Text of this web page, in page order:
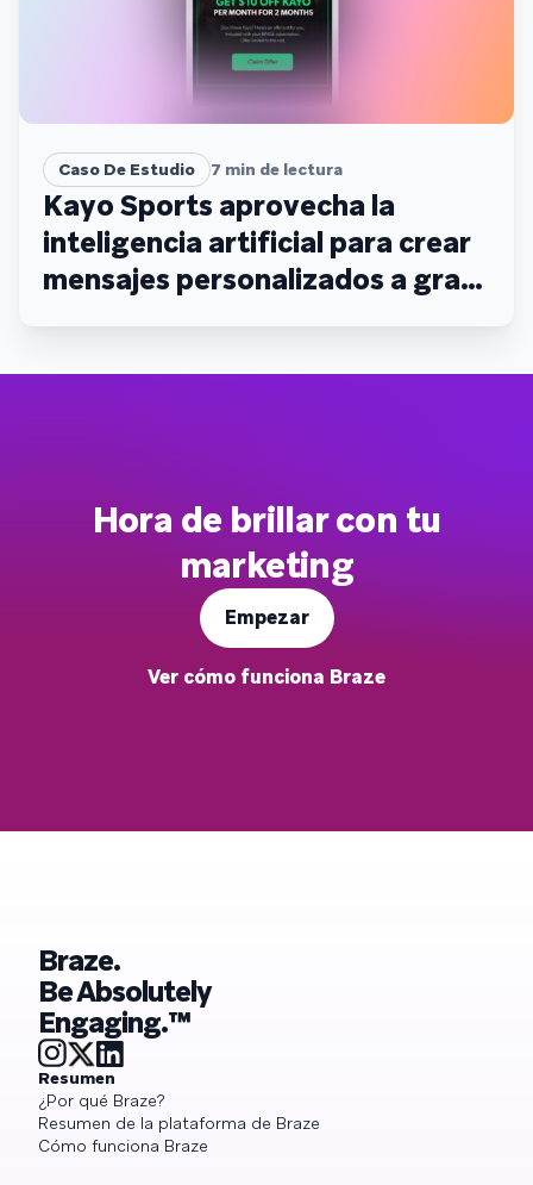
Caso De Estudio 7 min de lectura
Kayo Sports aprovecha la
inteligencia artificial para crear
mensajes personalizados a gran
escala, lo que fomenta la
Hora de brillar con tu
marketing
Empezar
Ver cómo funciona Braze
Braze.
Be Absolutely
Engaging.™
Resumen
¿Por qué Braze?
Resumen de la plataforma de Braze
Cómo funciona Braze